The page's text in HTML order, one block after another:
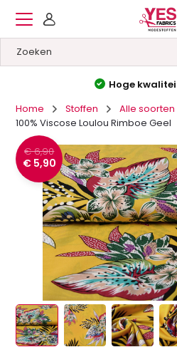
Hoge kwaliteit
Home
Stoffen
Alle
100% Viscose Loulou Rimboe Geel
€ 6,90
€ 5,90